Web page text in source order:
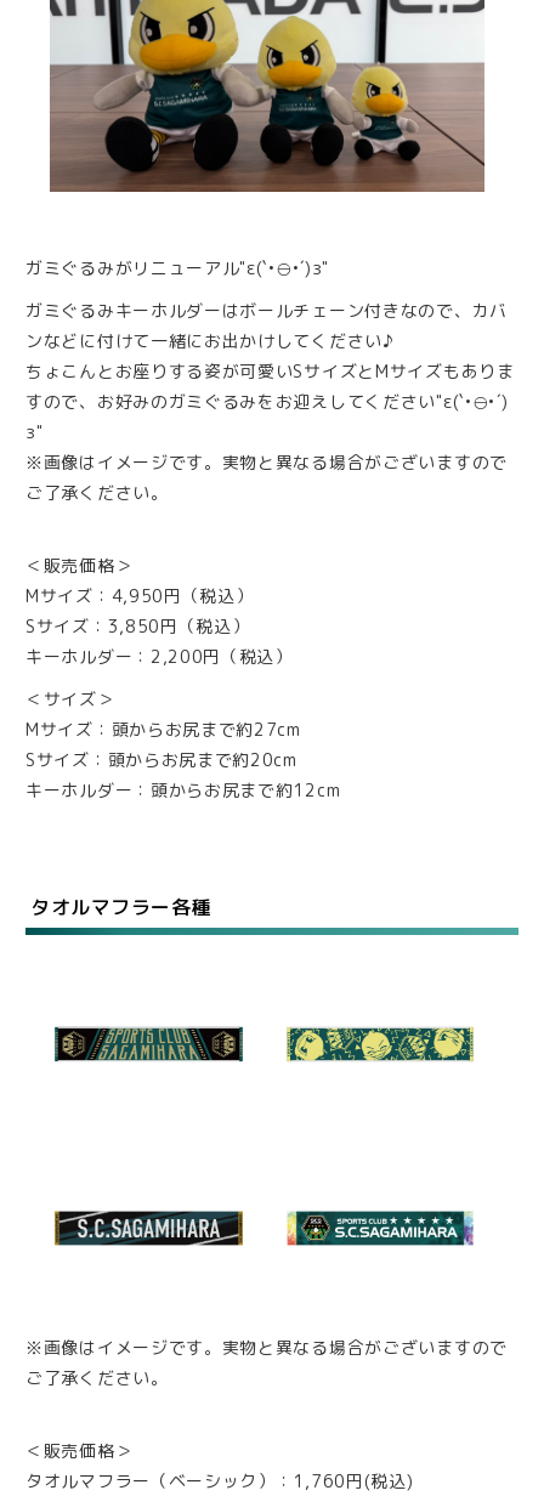
ガミぐるみがリニューアル"ε(`•⊖•´)з"
ガミぐるみキーホルダーはボールチェーン付きなので、カバ
ンなどに付けて一緒にお出かけしてください♪
ちょこんとお座りする姿が可愛いSサイズとMサイズもありま
すので、お好みのガミぐるみをお迎えしてください"ε(`•⊖•´)
з"
※画像はイメージです。実物と異なる場合がございますので
ご了承ください。
＜販売価格＞
Mサイズ：4,950円（税込）
Sサイズ：3,850円（税込）
キーホルダー：2,200円（税込）
＜サイズ＞
Mサイズ：頭からお尻まで約27cm
Sサイズ：頭からお尻まで約20cm
キーホルダー：頭からお尻まで約12cm
タオルマフラー各種
※画像はイメージです。実物と異なる場合がございますので
ご了承ください。
＜販売価格＞
タオルマフラー（ベーシック）：1,760円(税込)